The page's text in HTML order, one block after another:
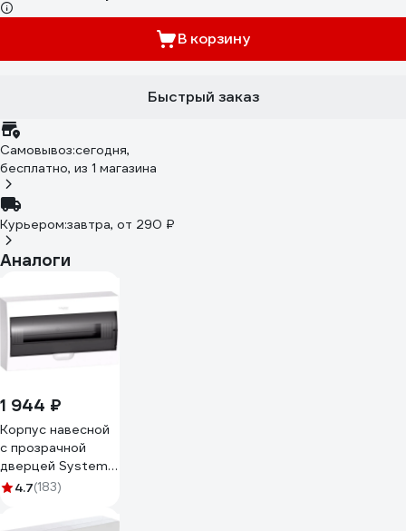
В корзину
Быстрый заказ
Самовывоз:сегодня,
бесплатно, из 1 магазина
Курьером:завтра, от 290 ₽
Аналоги
1 944 ₽
Корпус навесной
с прозрачной
дверцей Systeme
Electric (Schneider
1ряд/18модулей
4.7(183)